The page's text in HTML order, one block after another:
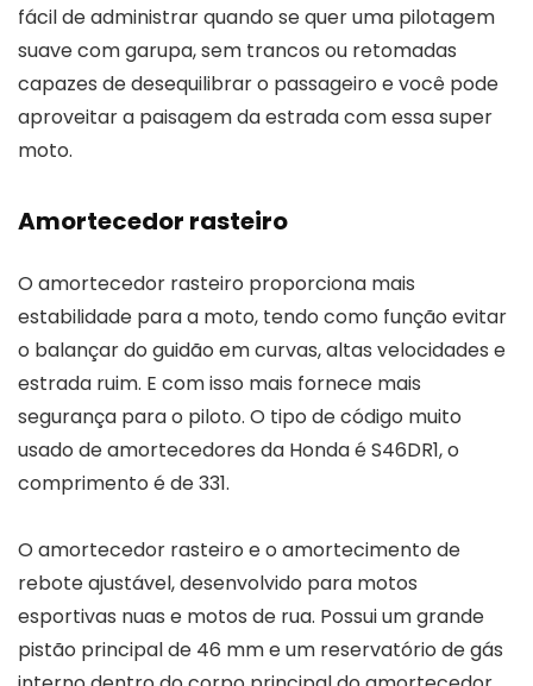
fácil de administrar quando se quer uma pilotagem
suave com garupa, sem trancos ou retomadas
capazes de desequilibrar o passageiro e você pode
aproveitar a paisagem da estrada com essa super
moto.
Amortecedor rasteiro
O amortecedor rasteiro proporciona mais
estabilidade para a moto, tendo como função evitar
o balançar do guidão em curvas, altas velocidades e
estrada ruim. E com isso mais fornece mais
segurança para o piloto. O tipo de código muito
usado de amortecedores da Honda é S46DR1, o
comprimento é de 331.
O amortecedor rasteiro e o amortecimento de
rebote ajustável, desenvolvido para motos
esportivas nuas e motos de rua. Possui um grande
pistão principal de 46 mm e um reservatório de gás